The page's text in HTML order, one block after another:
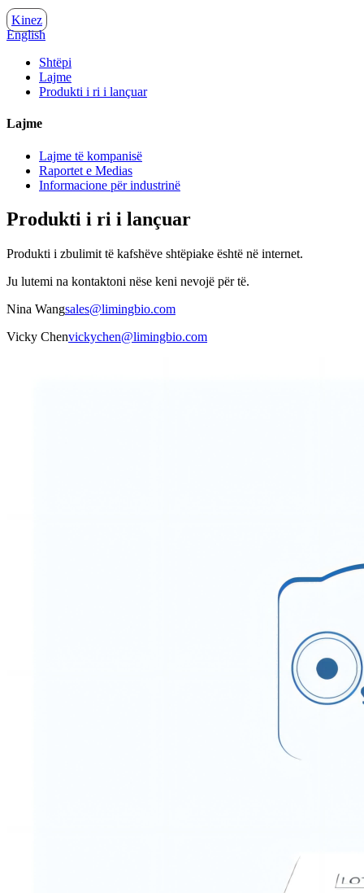
Kinez
English
Shtëpi
Lajme
Produkti i ri i lançuar
Lajme
Lajme të kompanisë
Raportet e Medias
Informacione për industrinë
Produkti i ri i lançuar
Produkti i zbulimit të kafshëve shtëpiake është në internet.
Ju lutemi na kontaktoni nëse keni nevojë për të.
Nina Wangsales@limingbio.com
Vicky Chenvickychen@limingbio.com